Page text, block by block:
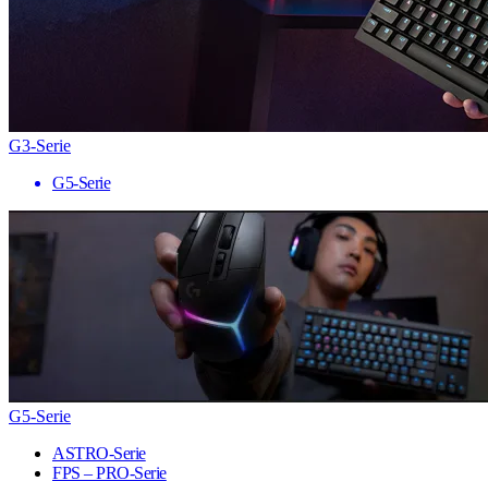
G3-Serie
G5-Serie
G5-Serie
ASTRO-Serie
FPS – PRO-Serie